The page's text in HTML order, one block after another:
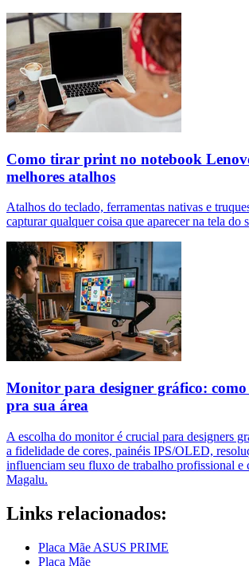
Como tirar print no notebook
melhores atalhos
Atalhos do teclado, ferramentas nativas e
capturar qualquer coisa que aparecer na tela do
Monitor para designer gráfico: como
pra sua área
A escolha do monitor é crucial para designers
a fidelidade de cores, painéis IPS/OLED,
influenciam seu fluxo de trabalho profissional e
Magalu.
Links relacionados:
Placa Mãe ASUS PRIME
Placa Mãe